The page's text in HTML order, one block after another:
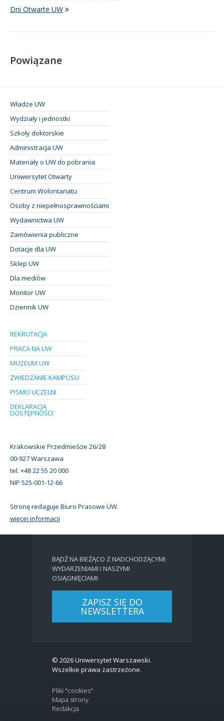
Dni Otwarte UW
Powiązane
Władze UW
Wydziały i jednostki
Szkoły doktorskie
Administracja UW
Materiały o UW do pobrania
Uniwersytet Otwarty
Centrum Wolontariatu
Osoby z niepełnosprawnościami
Wydawnictwa UW
Zamówienia publiczne
Dotacje dla UW
Sklep UW
Dla mediów
Monitor UW
Dziennik UW
REKRUTACJA
PRACA NA UW
MUZEUM UW
ZWIEDZANIE KAMPUSU
PISMO UCZELNI
DEKLARACJA
DOSTĘPNOŚCI
Krakowskie Przedmieście 26/28
00-927 Warszawa
tel. +48 22 55 20 000
NIP 525-001-12-66
Stronę redaguje Biuro Prasowe UW.
więcej informacji
BĄDŹ NA BIEŻĄCO Z NADCHODZĄCYMI
WYDARZENIAMI I NASZYMI
OSIĄGNIĘCIAMI:
ZAPISZ SIĘ DO
NEWSLETTERA
© 2026 Uniwersytet Warszawski.
Wszelkie prawa zastrzeżone.
Pliki "cookies"
Mapa strony
Redakcja